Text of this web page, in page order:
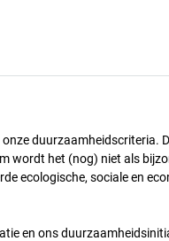
duurzaamheidscriteria.
wordt het (nog) niet als
ecologische, sociale en
en ons